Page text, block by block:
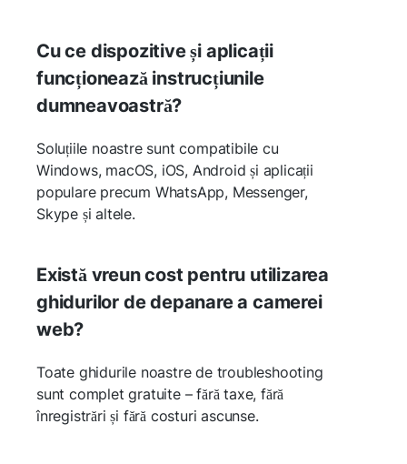
Cu ce dispozitive și aplicații
funcționează instrucțiunile
dumneavoastră?
Soluțiile noastre sunt compatibile cu
Windows, macOS, iOS, Android și aplicații
populare precum WhatsApp, Messenger,
Skype și altele.
Există vreun cost pentru utilizarea
ghidurilor de depanare a camerei
web?
Toate ghidurile noastre de troubleshooting
sunt complet gratuite – fără taxe, fără
înregistrări și fără costuri ascunse.